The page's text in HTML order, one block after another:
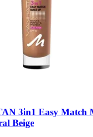
3in1 Easy Match
Beige